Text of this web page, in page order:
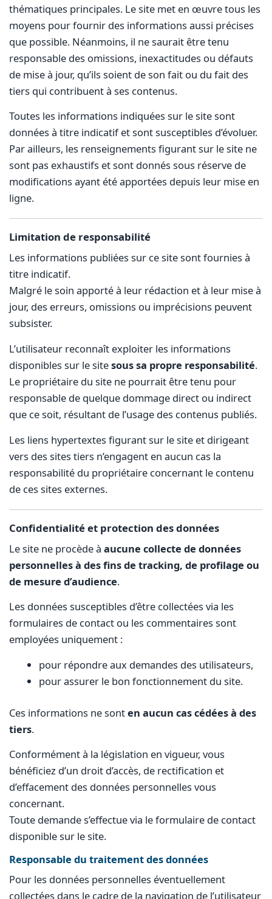
thématiques principales. Le site met en œuvre tous les
moyens pour fournir des informations aussi précises
que possible. Néanmoins, il ne saurait être tenu
responsable des omissions, inexactitudes ou défauts
de mise à jour, qu’ils soient de son fait ou du fait des
tiers qui contribuent à ses contenus.
Toutes les informations indiquées sur le site sont
données à titre indicatif et sont susceptibles d’évoluer.
Par ailleurs, les renseignements figurant sur le site ne
sont pas exhaustifs et sont donnés sous réserve de
modifications ayant été apportées depuis leur mise en
ligne.
Limitation de responsabilité
Les informations publiées sur ce site sont fournies à
titre indicatif.
Malgré le soin apporté à leur rédaction et à leur mise à
jour, des erreurs, omissions ou imprécisions peuvent
subsister.
L’utilisateur reconnaît exploiter les informations
disponibles sur le sitesous sa propre responsabilité.
Le propriétaire du site ne pourrait être tenu pour
responsable de quelque dommage direct ou indirect
que ce soit, résultant de l’usage des contenus publiés.
Les liens hypertextes figurant sur le site et dirigeant
vers des sites tiers n’engagent en aucun cas la
responsabilité du propriétaire concernant le contenu
de ces sites externes.
Confidentialité et protection des données
Le site ne procède à aucune collecte de données
personnelles à des fins de tracking, de profilage ou
de mesure d’audience.
Les données susceptibles d’être collectées via les
formulaires de contact ou les commentaires sont
employées uniquement :
pour répondre aux demandes des utilisateurs,
pour assurer le bon fonctionnement du site.
Ces informations ne sonten aucun cas cédées à des
tiers.
Conformément à la législation en vigueur, vous
bénéficiez d’un droit d’accès, de rectification et
d’effacement des données personnelles vous
concernant.
Toute demande s’effectue via le formulaire de contact
disponible sur le site.
Responsable du traitement des données
Pour les données personnelles éventuellement
collectées dans le cadre de la navigation de l’utilisateur